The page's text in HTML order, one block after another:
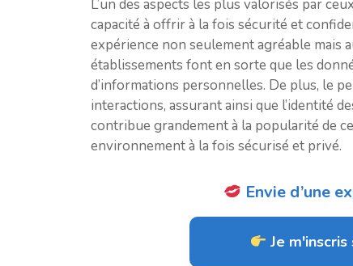
L’un des aspects les plus valorisés par
capacité à offrir à la fois sécurité et
expérience non seulement agréable mais
établissements font en sorte que les
d’informations personnelles. De plus, le
interactions, assurant ainsi que l’identité
contribue grandement à la popularité de
environnement à la fois sécurisé et privé.
Envie d’une
Je